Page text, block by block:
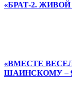
«БРАТ-2.
«ВМЕСТЕ
ШАИНСКОМУ –